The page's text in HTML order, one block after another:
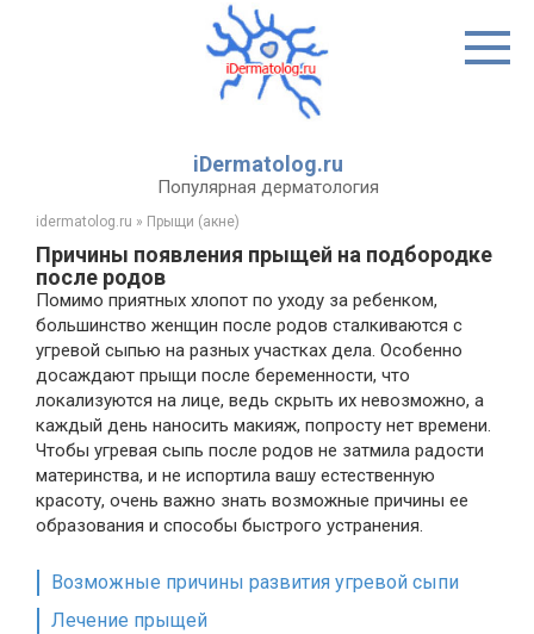
iDermatolog.ru
Популярная дерматология
idermatolog.ru » Прыщи (акне)
Причины появления прыщей на подбородке
после родов
Помимо приятных хлопот по уходу за ребенком,
большинство женщин после родов сталкиваются с
угревой сыпью на разных участках дела. Особенно
досаждают прыщи после беременности, что
локализуются на лице, ведь скрыть их невозможно, а
каждый день наносить макияж, попросту нет времени.
Чтобы угревая сыпь после родов не затмила радости
материнства, и не испортила вашу естественную
красоту, очень важно знать возможные причины ее
образования и способы быстрого устранения.
Возможные причины развития угревой сыпи
Лечение прыщей